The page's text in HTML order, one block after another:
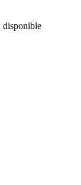
disponible